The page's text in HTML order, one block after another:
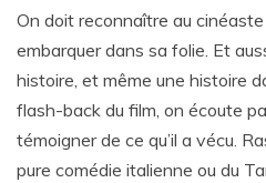
On doit reconnaître au cinéaste
embarquer dans sa folie. Et
histoire, et même une histoire
flash-back du film, on écoute
témoigner de ce qu’il a vécu.
pure comédie italienne ou du